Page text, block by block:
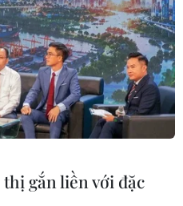
gắn liền với đặc